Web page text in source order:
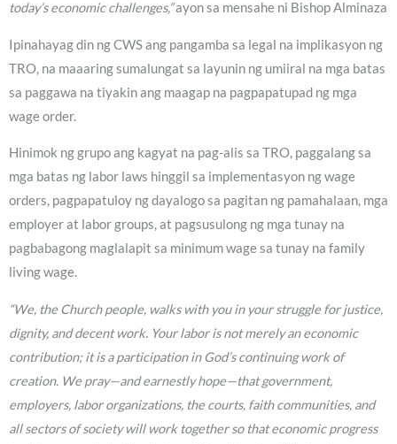
today’s economic challenges,”ayon sa mensahe ni Bishop Alminaza
Ipinahayag din ng CWS ang pangamba sa legal na implikasyon ng
TRO, na maaaring sumalungat sa layunin ng umiiral na mga batas
sa paggawa na tiyakin ang maagap na pagpapatupad ng mga
wage order.
Hinimok ng grupo ang kagyat na pag-alis sa TRO, paggalang sa
mga batas ng labor laws hinggil sa implementasyon ng wage
orders, pagpapatuloy ng dayalogo sa pagitan ng pamahalaan, mga
employer at labor groups, at pagsusulong ng mga tunay na
pagbabagong maglalapit sa minimum wage sa tunay na family
living wage.
“We, the Church people, walks with you in your struggle for justice,
dignity, and decent work. Your labor is not merely an economic
contribution; it is a participation in God’s continuing work of
creation. We pray—and earnestly hope—that government,
employers, labor organizations, the courts, faith communities, and
all sectors of society will work together so that economic progress